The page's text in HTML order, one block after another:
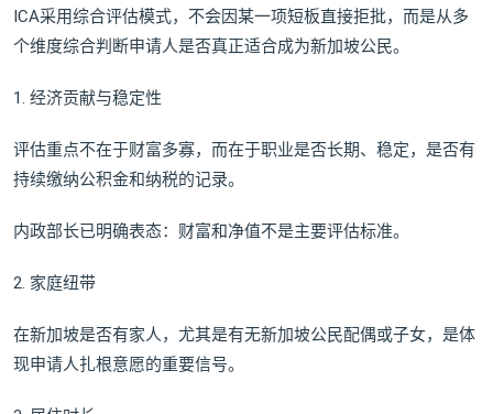
ICA采用综合评估模式，不会因某一项短板直接拒批，而是从多
个维度综合判断申请人是否真正适合成为新加坡公民。
1. 经济贡献与稳定性
评估重点不在于财富多寡，而在于职业是否长期、稳定，是否有
持续缴纳公积金和纳税的记录。
内政部长已明确表态：财富和净值不是主要评估标准。
2. 家庭纽带
在新加坡是否有家人，尤其是有无新加坡公民配偶或子女，是体
现申请人扎根意愿的重要信号。